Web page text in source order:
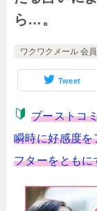
ら…。
ワクワクメール 会
Tweet
ブーストコ
瞬時に好感度
フターをともに